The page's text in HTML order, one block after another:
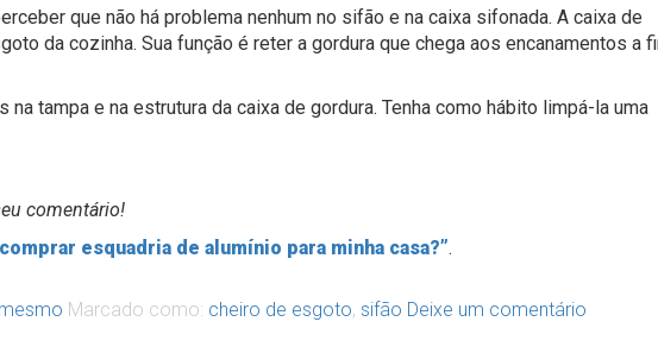
que não há problema nenhum no sifão e na caixa sifonada. A caixa de
da cozinha. Sua função é reter a gordura que chega aos encanamentos a
tampa e na estrutura da caixa de gordura. Tenha como hábito limpá-la uma
comentário!
esquadria de alumínio para minha casa?”.
Marcado como: cheiro de esgoto, sifão Deixe um comentário